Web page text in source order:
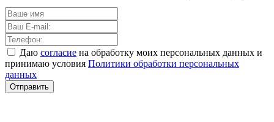
Даю согласие на обработку моих персональных данных и
принимаю условия Политики обработки персональных
данных
Отправить